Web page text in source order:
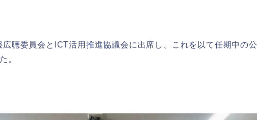
聴委員会とICT活用推進協議会に出席し、これを以て任期中の公
。